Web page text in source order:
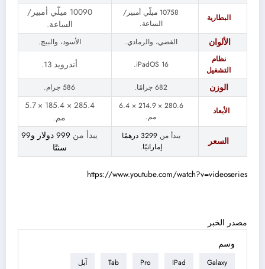
البطارية
10758 ميلّي أمبير/
الساعة.
10090 ميلّي أمبير/
الساعة.
الألوان
الفضي، والرمادي.
الأسود، والبيج.
نظام
التشغيل
iPadOS 16. أندرويد 13.
الوزن 682 جرامًا. 586 جرام.
الأبعاد
280.6 × 214.9 × 6.4
مم.
285.4 × 185.4 × 5.7
مم.
السعر يبدأ من
3299 درهمًا
إماراتيًا.
يبدأ من
999 دولار و99
سنتًا
https://www.youtube.com/watch?v=videoseries
مصدر الخبر
وسم
Galaxy
IPad
Pro
Tab آبل